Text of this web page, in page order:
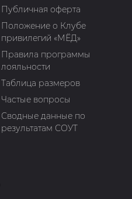
Публичная оферта
Положение о Клубе
привилегий «МЁД»
Правила программы
лояльности
Таблица размеров
Частые вопросы
Сводные данные по
результатам СОУТ